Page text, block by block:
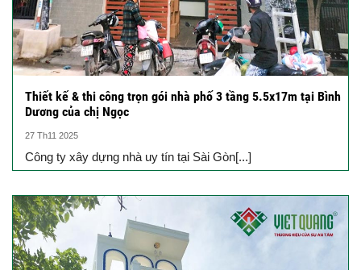
Thiết kế & thi công trọn gói nhà phố 3 tầng 5.5x17m tại Bình
Dương của chị Ngọc
27 Th11 2025
Công ty xây dựng nhà uy tín tại Sài Gòn[...]